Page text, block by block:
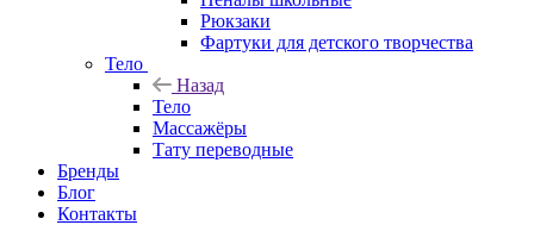
Рюкзаки
Фартуки для детского творчества
Тело
Назад
Тело
Массажёры
Тату переводные
Бренды
Блог
Контакты